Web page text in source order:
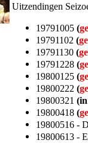
Uitzendingen
19791005 (
19791102 (
19791130 (
19791228 (
19800125 (
19800222 (
19800321
19800418 (
19800516 -
19800613 -